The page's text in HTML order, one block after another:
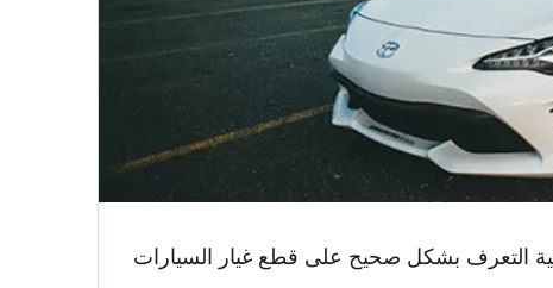
التعرف بشكل صحيح على قطع غيار السيارات